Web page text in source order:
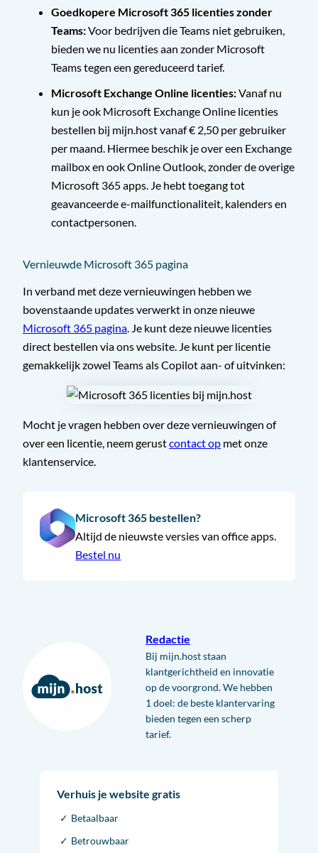
Goedkopere Microsoft 365 licenties zonder
Teams:Voor bedrijven die Teams niet gebruiken,
bieden we nu licenties aan zonder Microsoft
Teams tegen een gereduceerd tarief.
Microsoft Exchange Online licenties:Vanaf nu
kun je ook Microsoft Exchange Online licenties
bestellen bij mijn.host vanaf € 2,50 per gebruiker
per maand. Hiermee beschik je over een Exchange
mailbox en ook Online Outlook, zonder de overige
Microsoft 365 apps. Je hebt toegang tot
geavanceerde e-mailfunctionaliteit, kalenders en
contactpersonen.
Vernieuwde Microsoft 365 pagina
In verband met deze vernieuwingen hebben we
bovenstaande updates verwerkt in onze nieuwe
Microsoft 365 pagina. Je kunt deze nieuwe licenties
direct bestellen via ons website. Je kunt per licentie
gemakkelijk zowel Teams als Copilot aan- of uitvinken:
Mocht je vragen hebben over deze vernieuwingen of
over een licentie, neem gerustcontact op met onze
klantenservice.
Microsoft 365 bestellen?
Altijd de nieuwste versies van office apps.
Bestel nu
Redactie
Bij mijn.host staan
klantgerichtheid en innovatie
op de voorgrond. We hebben
1 doel: de beste klantervaring
bieden tegen een scherp
tarief.
Verhuis je website gratis
Betaalbaar
Betrouwbaar